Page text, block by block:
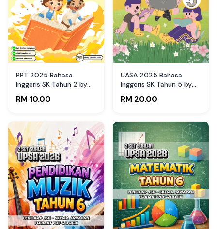
PPT 2025 Bahasa
Inggeris SK Tahun 2 by
RM 10.00
UASA 2025 Bahasa
Inggeris SK Tahun 5 by
RM 20.00